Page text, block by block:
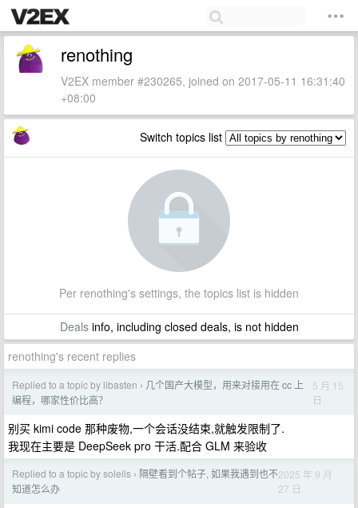
renothing
V2EX member #230265, joined on 2017-05-11 16:31:40
+08:00
Switch topics list
Per renothing's settings, the topics list is hidden
Dealsinfo, including closed deals, is not hidden
renothing's recent replies
Replied to a topic by libasten › 几个国产大模型，用来对接用在 cc 上
编程，哪家性价比高？
5 月 15
日
别买 kimi code 那种废物,一个会话没结束,就触发限制了.
我现在主要是 DeepSeek pro 干活.配合 GLM 来验收
Replied to a topic by soleils › 隔壁看到个帖子, 如果我遇到也不
知道怎么办
2025 年 9 月
27 日